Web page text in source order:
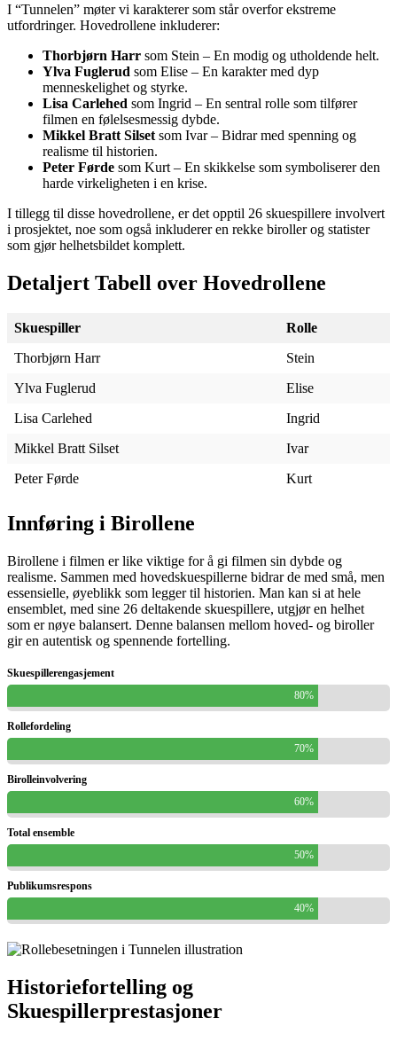
I “Tunnelen” møter vi karakterer som står overfor ekstreme
utfordringer. Hovedrollene inkluderer:
Thorbjørn Harr som Stein – En modig og utholdende helt.
Ylva Fuglerud som Elise – En karakter med dyp
menneskelighet og styrke.
Lisa Carlehed som Ingrid – En sentral rolle som tilfører
filmen en følelsesmessig dybde.
Mikkel Bratt Silset som Ivar – Bidrar med spenning og
realisme til historien.
Peter Førde som Kurt – En skikkelse som symboliserer den
harde virkeligheten i en krise.
I tillegg til disse hovedrollene, er det opptil 26 skuespillere involvert
i prosjektet, noe som også inkluderer en rekke biroller og statister
som gjør helhetsbildet komplett.
Detaljert Tabell over Hovedrollene
Skuespiller
Rolle
Thorbjørn Harr
Stein
Ylva Fuglerud
Elise
Lisa Carlehed
Ingrid
Mikkel Bratt Silset
Ivar
Peter Førde
Kurt
Innføring i Birollene
Birollene i filmen er like viktige for å gi filmen sin dybde og
realisme. Sammen med hovedskuespillerne bidrar de med små, men
essensielle, øyeblikk som legger til historien. Man kan si at hele
ensemblet, med sine 26 deltakende skuespillere, utgjør en helhet
som er nøye balansert. Denne balansen mellom hoved- og biroller
gir en autentisk og spennende fortelling.
Skuespillerengasjement
80%
Rollefordeling
70%
Birolleinvolvering
60%
Total ensemble
50%
Publikumsrespons
40%
Historiefortelling og
Skuespillerprestasjoner